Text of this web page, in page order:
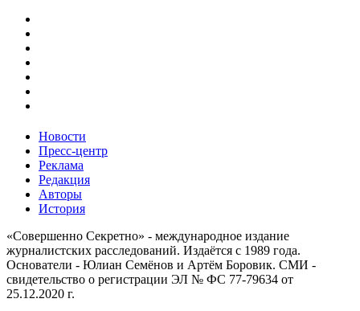
Новости
Пресс-центр
Реклама
Редакция
Авторы
История
«Совершенно Секретно» - международное издание
журналистских расследований. Издаётся с 1989 года.
Основатели - Юлиан Семёнов и Артём Боровик. CМИ -
свидетельство о регистрации ЭЛ № ФС 77-79634 от
25.12.2020 г.